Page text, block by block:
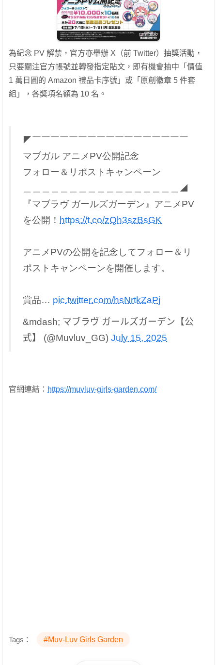
為紀念 PV 解禁，官方亦舉辦 X（前 Twitter）抽獎活動，
只要關注官方帳號並轉發指定貼文，即有機會抽中「價值
1 萬日圓的 Amazon 禮品卡序號」或「原創徽章 5 件套
組」，各獎項名額為 10 名。
◤￣￣￣￣￣￣￣￣￣￣￣￣￣￣￣￣￣
マブガル アニメPV公開記念
フォロー＆リポストキャンペーン
＿＿＿＿＿＿＿＿＿＿＿＿＿＿＿＿＿◢
『マブラヴ ガールズガーデン』アニメPV
を公開！ https://t.co/zQh3szBsGK
アニメPVの公開を記念してフォロー＆リ
ポストキャンペーンを開催します。
賞品… pic.twitter.com/hsNrtkZaPj
&mdash; マブラヴ ガールズガーデン【公
式】 (@Muvluv_GG) July 15, 2025
官網連結： https://muvluv-girls-garden.com/
Tags： #Muv-Luv Girls Garden